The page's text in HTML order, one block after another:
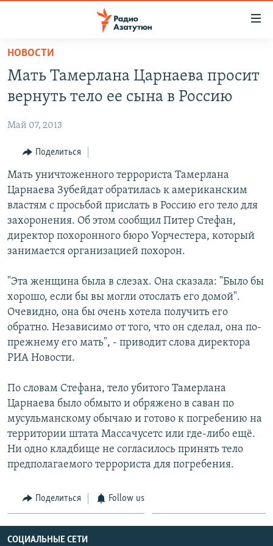
Перейти
основному
содержанию
Перейти
навигации
Перейти
поиску
ПОЛИТИКА
ОБЩЕСТВО
ЭКОНОМИКА
РЕГИОН
НАГОРНЫЙ КАРАБАХ
КУЛЬТУРА
СПОРТ
Հայերեն
English
Русский
НОВОСТИ
Мать Тамерлана Царнаева просит
вернуть тело ее сына в Россию
Май 07, 2013
Поделиться
Мать уничтоженного террориста Тамерлана
Царнаева Зубейдат обратилась к американским
властям с просьбой прислать в Россию его тело для
захоронения. Об этом сообщил Питер Стефан,
директор похоронного бюро Уорчестера, который
занимается организацией похорон.
"Эта женщина была в слезах. Она сказала: "Было бы
хорошо, если бы вы могли отослать его домой".
Очевидно, она бы очень хотела получить его
обратно. Независимо от того, что он сделал, она по-
прежнему его мать", - приводит слова директора
РИА Новости.
По словам Стефана, тело убитого Тамерлана
Царнаева было обмыто и обряжено в саван по
мусульманскому обычаю и готово к погребению на
территории штата Массачусетс или где-либо ещё.
Ни одно кладбище не согласилось принять тело
предполагаемого террориста для погребения.
Поделиться Follow us
СОЦИАЛЬНЫЕ СЕТИ